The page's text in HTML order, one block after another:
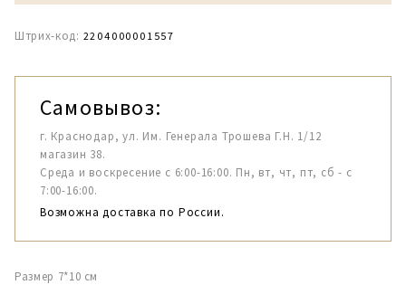
Штрих-код: 2204000001557
Самовывоз:
г. Краснодар, ул. Им. Генерала Трошева Г.Н. 1/12
магазин 38.
Среда и воскресение с 6:00-16:00. Пн, вт, чт, пт, сб - с
7:00-16:00.
Возможна доставка по России.
Размер 7*10 см